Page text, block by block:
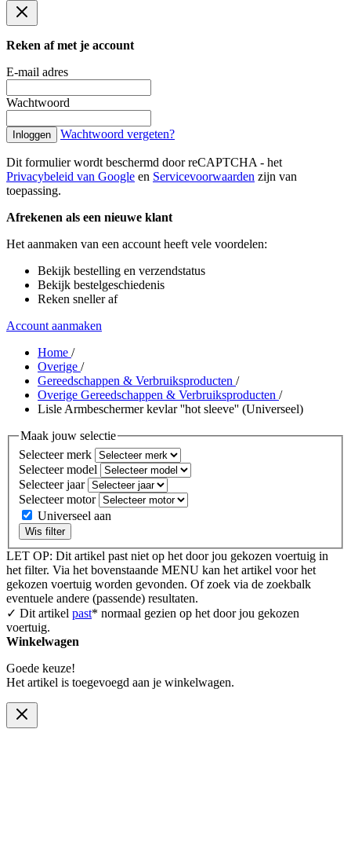
Reken af met je account
E-mail adres
Wachtwoord
Inloggen Wachtwoord vergeten?
Dit formulier wordt beschermd door reCAPTCHA - het
Privacybeleid van Google en Servicevoorwaarden zijn van
toepassing.
Afrekenen als een nieuwe klant
Het aanmaken van een account heeft vele voordelen:
Bekijk bestelling en verzendstatus
Bekijk bestelgeschiedenis
Reken sneller af
Account aanmaken
Home /
Overige /
Gereedschappen & Verbruiksproducten /
Overige Gereedschappen & Verbruiksproducten /
Lisle Armbeschermer kevlar ''hot sleeve'' (Universeel)
Maak jouw selectie
Selecteer merk
Selecteer model
Selecteer jaar
Selecteer motor
Universeel aan
Wis filter
LET OP: Dit artikel past niet op het door jou gekozen voertuig in
het filter. Via het bovenstaande MENU kan het artikel voor het
gekozen voertuig worden gevonden. Of zoek via de zoekbalk
eventuele andere (passende) resultaten.
✓ Dit artikel past* normaal gezien op het door jou gekozen
voertuig.
Winkelwagen
Goede keuze!
Het artikel is toegevoegd aan je winkelwagen.